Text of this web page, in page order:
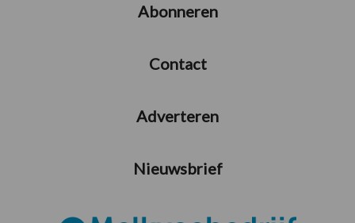
Abonneren
Contact
Adverteren
Nieuwsbrief